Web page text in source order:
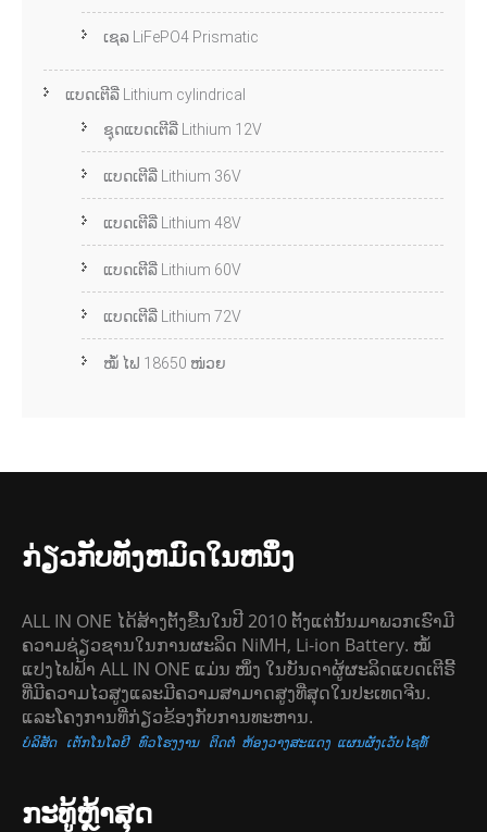
ເຊລ LiFePO4 Prismatic
ແບດເຕີລີ່ Lithium cylindrical
ຊຸດແບດເຕີລີ່ Lithium 12V
ແບດເຕີລີ່ Lithium 36V
ແບດເຕີລີ່ Lithium 48V
ແບດເຕີລີ່ Lithium 60V
ແບດເຕີລີ່ Lithium 72V
ໝໍ້ ໄຟ 18650 ໜ່ວຍ
ກ່ຽວກັບທັງຫມົດໃນຫນຶ່ງ
ALL IN ONE ໄດ້ສ້າງຕັ້ງຂື້ນໃນປີ 2010 ຕັ້ງແຕ່ນັ້ນມາພວກເຮົາມີ
ຄວາມຊ່ຽວຊານໃນການຜະລິດ NiMH, Li-ion Battery. ໝໍ້
ແປງໄຟຟ້າ ALL IN ONE ແມ່ນ ໜຶ່ງ ໃນບັນດາຜູ້ຜະລິດແບດເຕີຣີ້
ທີ່ມີຄວາມໄວສູງແລະມີຄວາມສາມາດສູງທີ່ສຸດໃນປະເທດຈີນ.
ແລະໂຄງການທີ່ກ່ຽວຂ້ອງກັບການທະຫານ.
ບໍລິສັດ ເຕັກໂນໂລຢີ ທົວໂຮງງານ ຕິດຕໍ່ ຫ້ອງວາງສະແດງ ແຜນຜັງເວັບໄຊທ໌້
ກະ​ທູ້​ຫຼ້າ​ສຸດ